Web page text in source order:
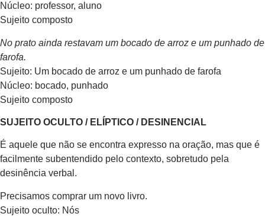
Núcleo: professor, aluno
Sujeito composto
No prato ainda restavam um bocado de arroz e um punhado de
farofa.
Sujeito: Um bocado de arroz e um punhado de farofa
Núcleo: bocado, punhado
Sujeito composto
SUJEITO OCULTO / ELÍPTICO / DESINENCIAL
É aquele que não se encontra expresso na oração, mas que é
facilmente subentendido pelo contexto, sobretudo pela
desinência verbal.
Precisamos comprar um novo livro.
Sujeito oculto: Nós